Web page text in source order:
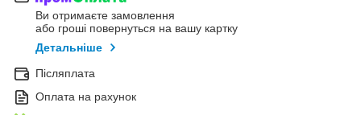
Ви отримаєте замовлення
або гроші повернуться на вашу картку
Детальніше
Післяплата
Оплата на рахунок